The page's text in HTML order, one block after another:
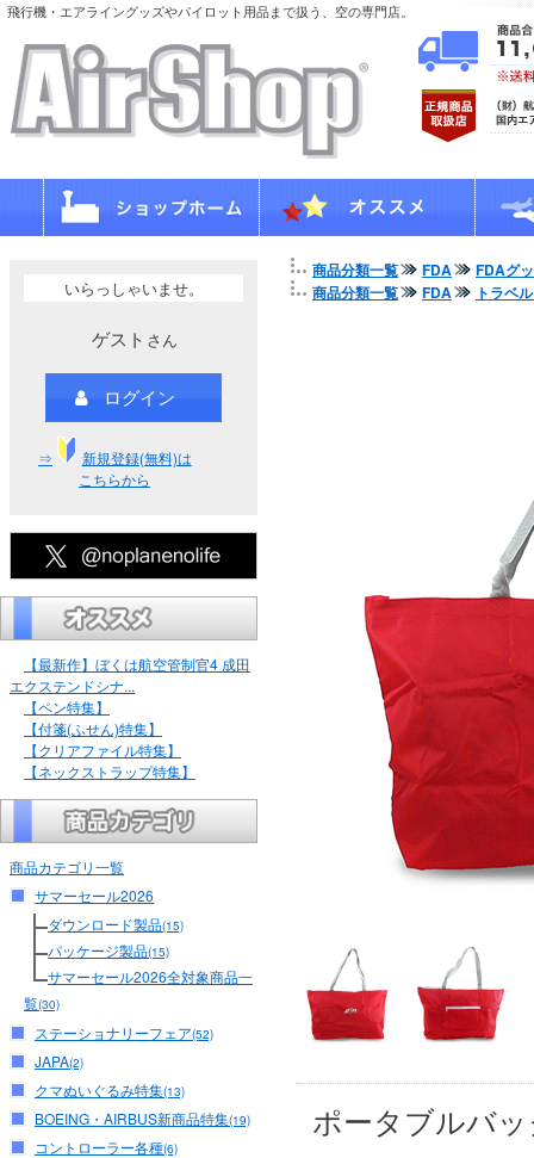
飛行機・エアライングッズやパイロット用品まで扱う、空の専門店。
いらっしゃいませ。
ゲスト さん
ログイン
⇒
新規登録(無料)は
こちらから
【最新作】ぼくは航空管制官4 成田
エクステンドシナ...
【ペン特集】
【付箋(ふせん)特集】
【クリアファイル特集】
【ネックストラップ特集】
商品カテゴリ一覧
サマーセール2026
ダウンロード製品(15)
パッケージ製品(15)
サマーセール2026全対象商品一
覧(30)
ステーショナリーフェア(52)
JAPA(2)
クマぬいぐるみ特集(13)
BOEING・AIRBUS新商品特集(19)
コントローラー各種(6)
商品分類一覧 FDA
FDAグ
商品分類一覧
FDA トラベ
ポータブルバ